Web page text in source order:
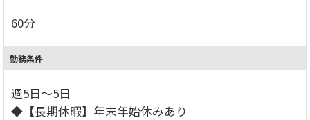
60分
勤務条件
週5日～5日
◆【長期休暇】年末年始休みあり